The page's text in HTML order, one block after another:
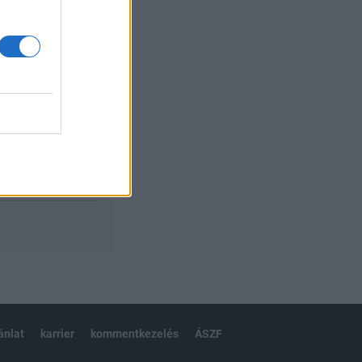
karrier kommentkezelés ÁSZF